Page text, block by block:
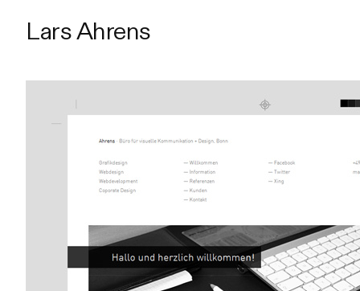
Lars Ahrens